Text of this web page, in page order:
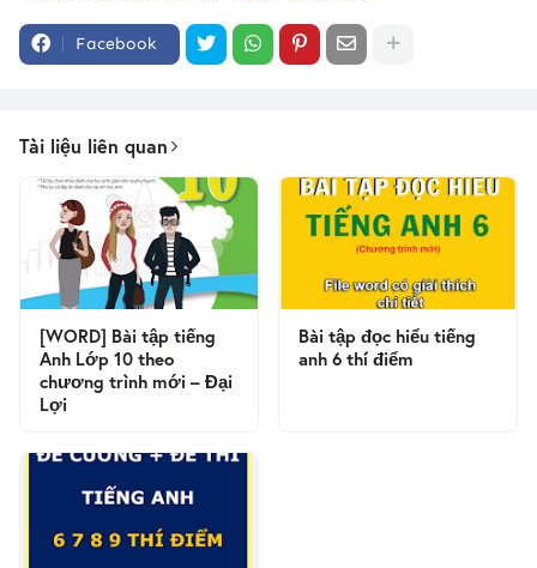
Facebook
Tài liệu liên quan
[WORD] Bài tập tiếng
Anh Lớp 10 theo
chương trình mới – Đại
Lợi
Bài tập đọc hiểu tiếng
anh 6 thí điểm